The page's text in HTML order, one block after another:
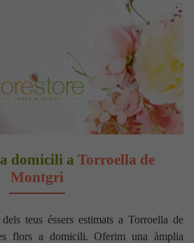
domicili a Torroella de
Montgri
teus éssers estimats a Torroella de
flors a domicili. Oferim una àmplia